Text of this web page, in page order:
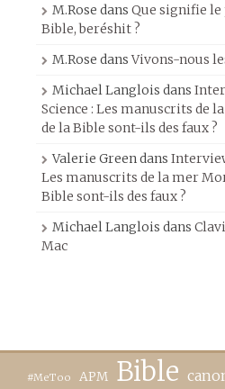
M.Rose dans Que signifie
Bible, beréshit ?
M.Rose dansVivons-nous
Michael Langlois dans
Science : Les manuscrits de
de la Bible sont-ils des faux ?
Valerie Greendans
Les manuscrits de la mer
Bible sont-ils des faux ?
Michael Langlois dans
Mac
#MeToo APM Bible